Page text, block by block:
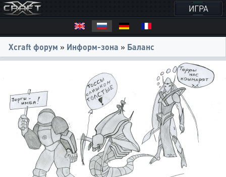
ИГРА
Xcraft форум » Информ-зона » Баланс